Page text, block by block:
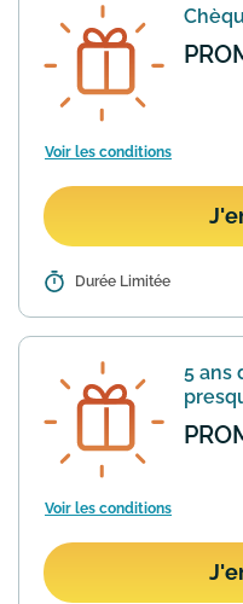
Voir les conditions
Détails : Faites
de Bax
ou Noël, un
savoir plus
Durée Limitée
5 ans
Voir les conditions